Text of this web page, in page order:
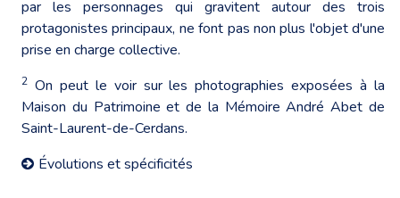
par les personnages qui gravitent autour des trois
protagonistes principaux, ne font pas non plus l'objet d'une
prise en charge collective.
2 On peut le voir sur les photographies exposées à la
Maison du Patrimoine et de la Mémoire André Abet de
Saint-Laurent-de-Cerdans.
Évolutions et spécificités